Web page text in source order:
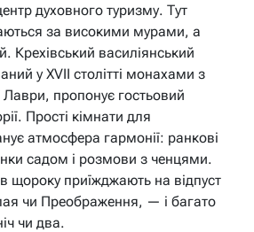
духовного туризму. Тут
за високими мурами, а
Крехівський василіянський
у XVII столітті монахами з
Лаври, пропонує гостьовий
Прості кімнати для
атмосфера гармонії: ранкові
садом і розмови з ченцями.
щороку приїжджають на відпуст
чи Преображення, — і багато
чи два.